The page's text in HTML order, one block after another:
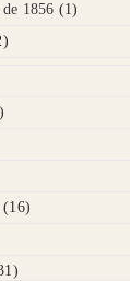
1856 (1)
(16)